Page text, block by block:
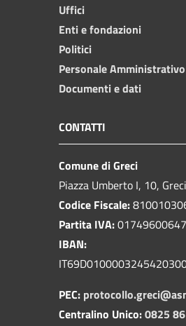
Uffici
Enti e fondazioni
Politici
Personale Amministrativo
Documenti e dati
CONTATTI
Comune di Greci
Piazza Umberto I, 10,
Codice Fiscale:
Partita IVA:01749600647
IBAN:
PEC:
Centralino Unico:0825